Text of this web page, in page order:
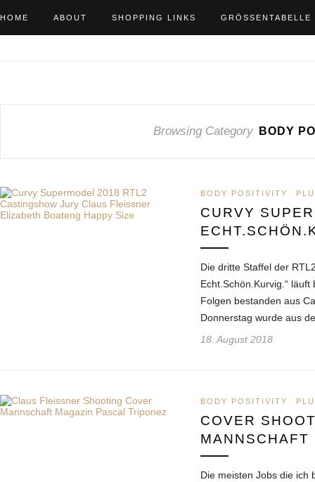
HOME ABOUT SHOPPING LINKS GRÖSSENTABELLE
Browsing Category BODY
BODY POSITIVITY
CURVY
Die dritte Staffel der
Echt.Schön.Kurvig.“
Folgen bestanden aus
Donnerstag wurde aus
18. August 2018
BODY POSITIVITY
COVER
MANNSCHAFT
Die meisten Jobs die ich